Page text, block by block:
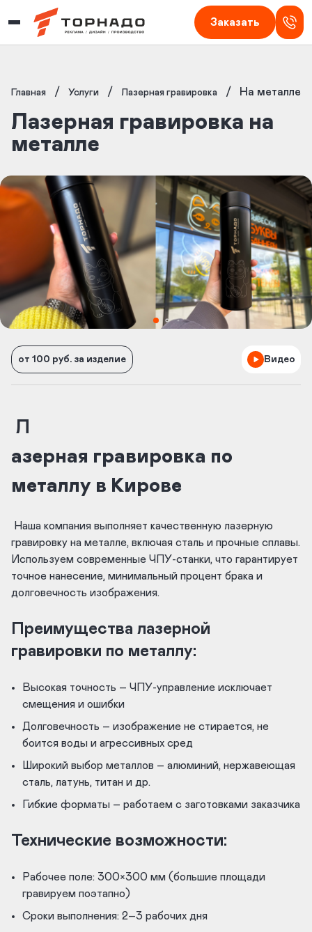
Изготовление наружной рекламы в Кирове — Торнадо
Заказать
Главная / Услуги / Лазерная гравировка / На металле
Лазерная гравировка на
металле
от 100 руб. за изделие Видео
Л
азерная гравировка по
металлу в Кирове
Наша компания выполняет качественную лазерную
гравировку на металле, включая сталь и прочные сплавы.
Используем современные ЧПУ-станки, что гарантирует
точное нанесение, минимальный процент брака и
долговечность изображения.
Преимущества лазерной
гравировки по металлу:
Высокая точность – ЧПУ-управление исключает
смещения и ошибки
Долговечность – изображение не стирается, не
боится воды и агрессивных сред
Широкий выбор металлов – алюминий, нержавеющая
сталь, латунь, титан и др.
Гибкие форматы – работаем с заготовками заказчика
Технические возможности:
Рабочее поле: 300×300 мм (большие площади
гравируем поэтапно)
Сроки выполнения: 2–3 рабочих дня